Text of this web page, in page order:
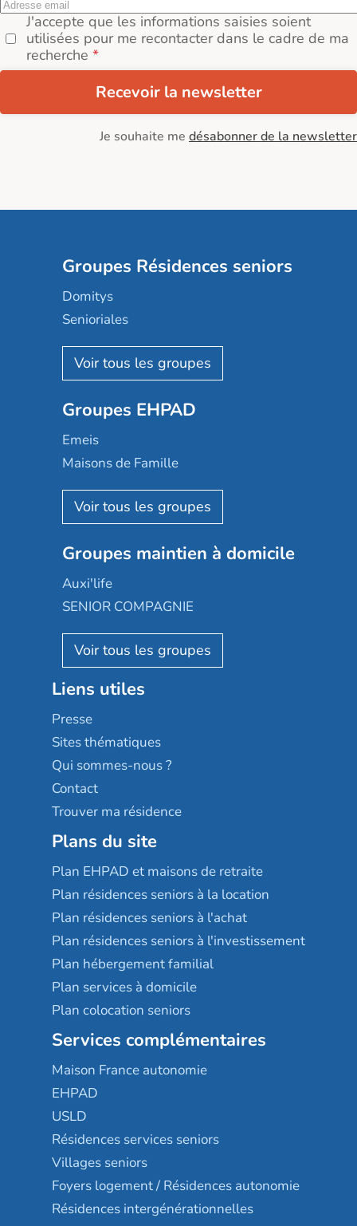
J'accepte que les informations saisies soient
utilisées pour me recontacter dans le cadre de ma
recherche
Recevoir la newsletter
Je souhaite me désabonner de la newsletter
Groupes Résidences seniors
Domitys
Senioriales
Nohée
Les Résidentiels
Mobicap
Domusvi
Happy Senior
Aquarelia
Nexity edenea
Les jardins d'Arcadie
Occitalia
Appartseniors
Reseda
Stella management
Les villages d'or
Sérénys
Résidences services Villa Médicis
Groupes EHPAD
Emeis
Maisons de Famille
Korian
Emera
Groupe SOS
Le Noble Âge
Almage
Résidalya
Groupe aplus
Groupes maintien à domicile
Auxi'life
SENIOR COMPAGNIE
AGE D'OR Services
Liens utiles
Presse
Sites thématiques
Qui sommes-nous ?
Contact
Trouver ma résidence
Plans du site
Plan EHPAD et maisons de retraite
Plan résidences seniors à la location
Plan résidences seniors à l'achat
Plan résidences seniors à l'investissement
Plan hébergement familial
Plan services à domicile
Plan colocation seniors
Services complémentaires
Maison France autonomie
EHPAD
USLD
Résidences services seniors
Villages seniors
Foyers logement / Résidences autonomie
Résidences intergénérationnelles